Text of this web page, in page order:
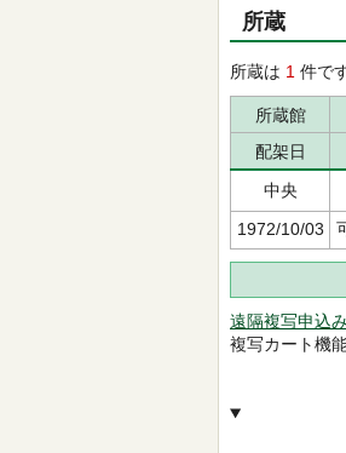
所蔵
所蔵は 1 件で
所蔵館
配架日
中央
1972/10/03
遠隔複写申込
複写カート機